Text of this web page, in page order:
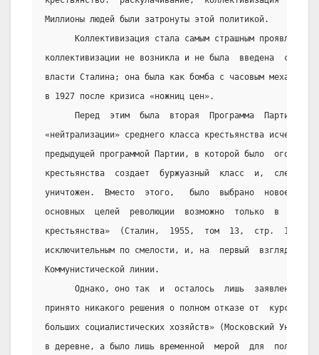
Миллионы людей были затронуты этой политикой.
Коллективизация стала самым страшным проявлением
коллективизации не возникла и не была  введена
власти Сталина; она была как бомба с часовым
в 1927 после кризиса «ножниц цен».
Перед  этим  была  вторая  Программа  Партии
«нейтрализации» среднего класса крестьянства
предыдущей программой Партии, в которой было
крестьянства  создает  буржуазный  класс  и,
уничтожен.  Вместо  этого,   было  выбрано  новое
основных  целей  революции  возможно  только  в
крестьянства»  (Сталин,  1955,  том  13,  стр.  120).
исключительным по смелости, и, на  первый  взгляд,
Коммунистической линии.
Однако, оно так  и  осталось  лишь  заявлением,
принято никакого решения о полном отказе от  курса
больших социалистических хозяйств» (Московский
в деревне, а было лишь временной  мерой  для